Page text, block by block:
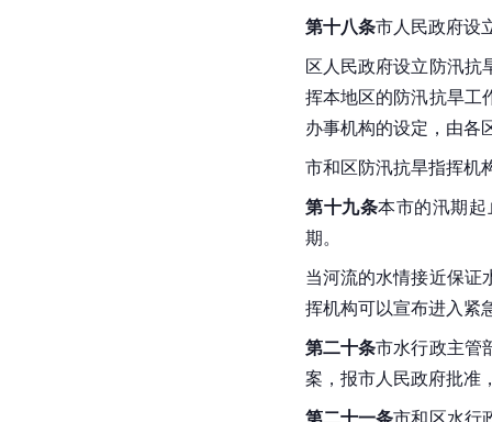
第十八条市人民政府设
区人民政府设立防汛抗
挥本地区的防汛抗旱工
办事机构的设定，由各
市和区防汛抗旱指挥机
第十九条本市的汛期
期。
当河流的水情接近保证
挥机构可以宣布进入紧
第二十条市水行政主管
案，报市人民政府批准
第二十一条市和区水行